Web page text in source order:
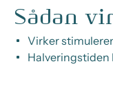
Sådan
Virker
Halveringstiden